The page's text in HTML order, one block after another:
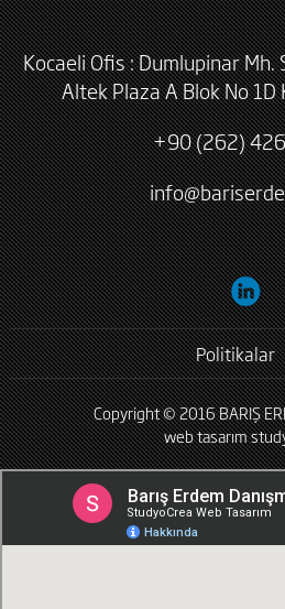
Kocaeli Ofis : Dumlupinar Mh.
Altek Plaza A Blok No
+90 (262)
Politikalar
Copyright © 2016 BARIŞ
web tasarım